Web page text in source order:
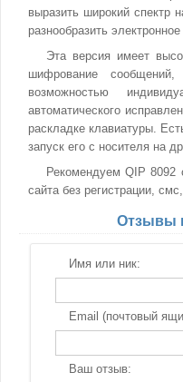
выразить широкий спектр
разнообразить
Эта версия имеет
шифрование
возможностью
автоматического
раскладке клавиатуры.
запуск его с носителя на
Рекомендуем QIP 8092
сайта без регистрации,
Отзывы
Имя или ник:
Email (почтовый
Ваш отзыв: